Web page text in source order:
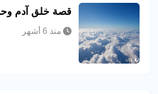
قصة خلق آدم
منذ 6 أشهر